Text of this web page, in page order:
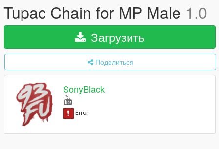
Tupac Chain for MP Male 1.0
Загрузить
Поделиться
SonyBlack